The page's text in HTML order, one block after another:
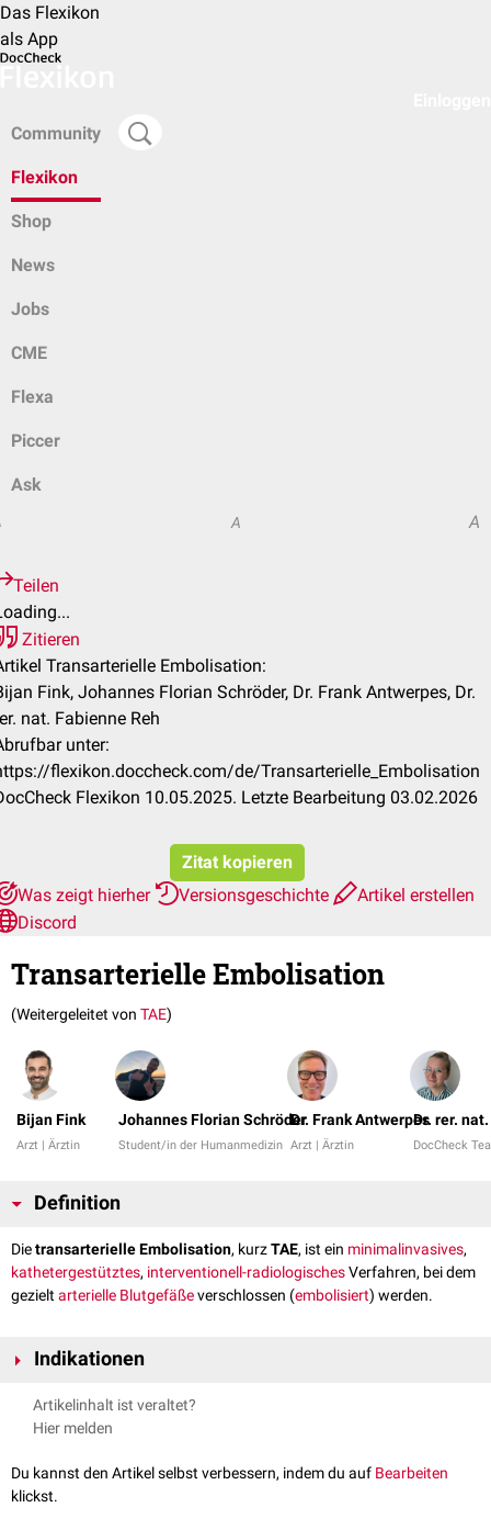
Das Flexikon
als App
Community
Flexikon
Shop
News
Jobs
CME
Flexa
Piccer
Ask
A A
Teilen
Zitieren
Transarterielle Embolisation:
Fink, Johannes Florian Schröder, Dr. Frank Antwerpes, Dr.
nat. Fabienne Reh
unter:
flexikon.doccheck.com/de/Transarterielle_Embolisation
Flexikon 10.05.2025. Letzte Bearbeitung 03.02.2026
Zitat kopieren
Was zeigt hierher
Versionsgeschichte
Artikel erstellen
Discord
Transarterielle Embolisation
(Weitergeleitet von TAE)
Bijan Fink
Arzt | Ärztin
Johannes Florian Schröder
Student/in der Humanmedizin
Dr. Frank Antwerpes
Arzt | Ärztin
Dr. rer.
DocCheck
Definition
Dietransarterielle Embolisation, kurzTAE, ist ein minimalinvasives,
kathetergestütztes, interventionell-radiologischesVerfahren, bei dem
gezieltarterielle Blutgefäßeverschlossen (embolisiert) werden.
Indikationen
Zu den wichtigsten Indikationen
Blutungskontrolle
Bronchiektasenoder Tumoren),traumatischeOrganblutungen (
Leber
Artikelinhalt ist veraltet?
Hier melden
Du kannst den Artikel selbst verbessern, indem du auf Bearbeiten
klickst.